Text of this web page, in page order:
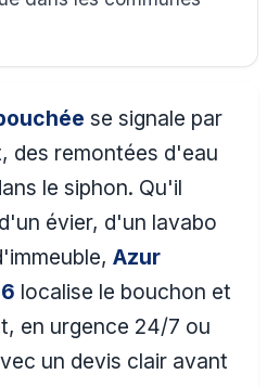
se signale par
des remontées d'eau
le siphon. Qu'il
évier, d'un lavabo
Azur
localise le bouchon et
en urgence 24/7 ou
un devis clair avant